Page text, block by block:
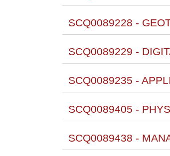
SCQ0089228 -
SCQ0089229 -
SCQ0089235 -
SCQ0089405 -
SCQ0089438 -